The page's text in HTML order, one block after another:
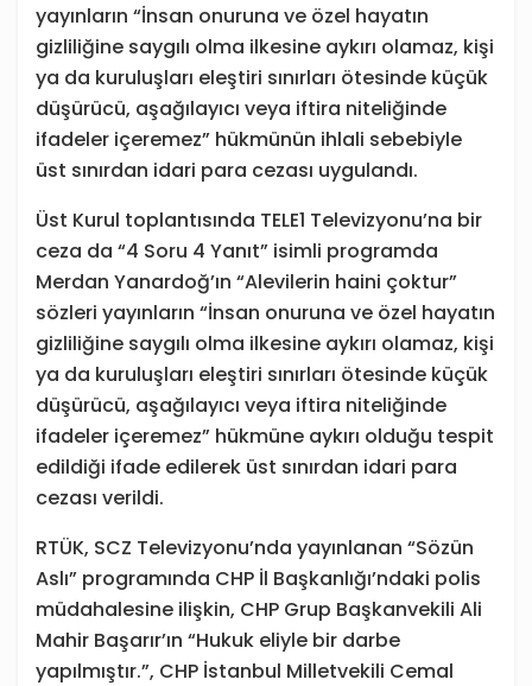
yayınların “İnsan onuruna ve özel hayatın
gizliliğine saygılı olma ilkesine aykırı olamaz, kişi
ya da kuruluşları eleştiri sınırları ötesinde küçük
düşürücü, aşağılayıcı veya iftira niteliğinde
ifadeler içeremez” hükmünün ihlali sebebiyle
üst sınırdan idari para cezası uygulandı.
Üst Kurul toplantısında TELE1 Televizyonu’na bir
ceza da “4 Soru 4 Yanıt” isimli programda
Merdan Yanardoğ’ın “Alevilerin haini çoktur”
sözleri yayınların “İnsan onuruna ve özel hayatın
gizliliğine saygılı olma ilkesine aykırı olamaz, kişi
ya da kuruluşları eleştiri sınırları ötesinde küçük
düşürücü, aşağılayıcı veya iftira niteliğinde
ifadeler içeremez” hükmüne aykırı olduğu tespit
edildiği ifade edilerek üst sınırdan idari para
cezası verildi.
RTÜK, SCZ Televizyonu’nda yayınlanan “Sözün
Aslı” programında CHP İl Başkanlığı’ndaki polis
müdahalesine ilişkin, CHP Grup Başkanvekili Ali
Mahir Başarır’ın “Hukuk eliyle bir darbe
yapılmıştır.”, CHP İstanbul Milletvekili Cemal